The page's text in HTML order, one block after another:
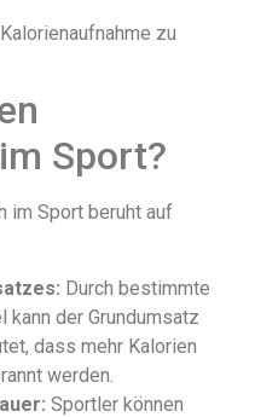
zu
Sport?
im Sport beruht auf
Durch bestimmte
kann der Grundumsatz
dass mehr Kalorien
werden.
Sportler können